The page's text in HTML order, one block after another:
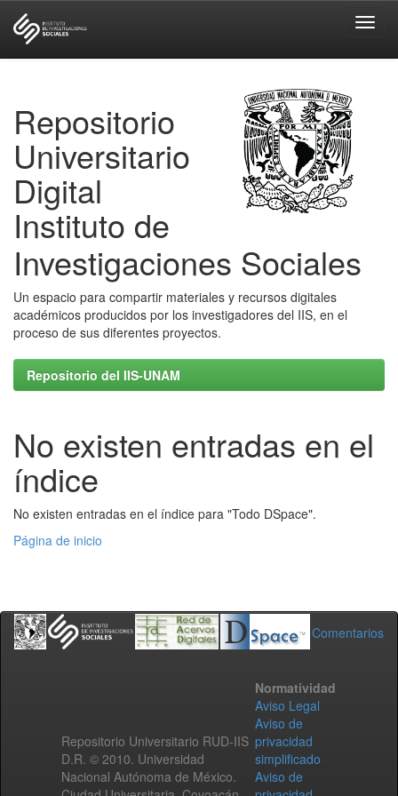
Repositorio
Universitario
Digital
Instituto de
Investigaciones Sociales
Un espacio para compartir materiales y recursos digitales
académicos producidos por los investigadores del IIS, en el
proceso de sus diferentes proyectos.
Repositorio del IIS-UNAM
No existen entradas en el
índice
No existen entradas en el índice para "Todo DSpace".
Página de inicio
Comentarios
Repositorio Universitario RUD-IIS
D.R. © 2010. Universidad
Nacional Autónoma de México.
Normatividad
Aviso Legal
Aviso de
privacidad
simplificado
Aviso de